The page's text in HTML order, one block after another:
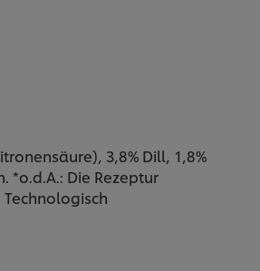
3,8% Dill, 1,8%
*o.d.A.: Die Rezeptur